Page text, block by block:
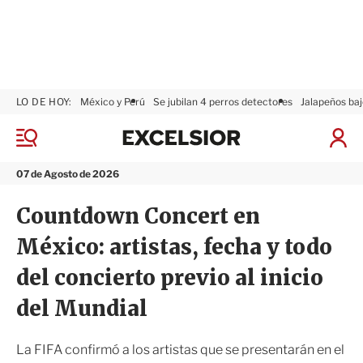
M
n
07 de Agosto de 2026
LO DE HOY: México y Perú Se jubilan 4 perros detectores Jalapeños
I
x
i
o
r
Countdown Concert en
México: artistas, fecha y todo
del concierto previo al inicio
del Mundial
La FIFA confirmó a los artistas que se presentarán en el